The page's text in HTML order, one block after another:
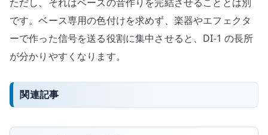
です。ベース専用の色付けを求めず、楽器やエフェクタ
ーで作った信号を送る役割に集中させると、DI-1 の長所
が分かりやすくなります。
関連記事